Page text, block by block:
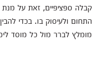
קבלה ספציפיים, זאת על
התחום ולעיסוק בו. בכדי
מומלץ לברר מול כל מוסד